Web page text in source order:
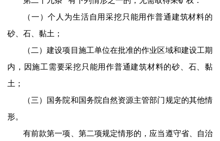
（一）个人为生活自用采挖只能用作普通建筑材料的
砂、石、黏土；
（二）建设项目施工单位在批准的作业区域和建设工期
内，因施工需要采挖只能用作普通建筑材料的砂、石、黏
土；
（三）国务院和国务院自然资源主管部门规定的其他情
形。
有前款第一项、第二项规定情形的，应当遵守省、自治